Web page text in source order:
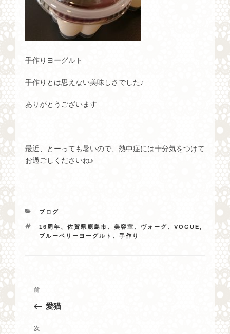
手作りヨーグルト
手作りとは思えない美味しさでした♪
ありがとうございます
最近、とーっても暑いので、熱中症には十分気をつけて
お過ごしくださいね♪
カ
ゴ
リ
ブログ
タ
グ
16周年、佐賀県鹿島市、美容室、ヴォーグ、VOGUE,
ブルーベリーヨーグルト、手作り
投
ビ
過
去
投
前
愛猫
次
次